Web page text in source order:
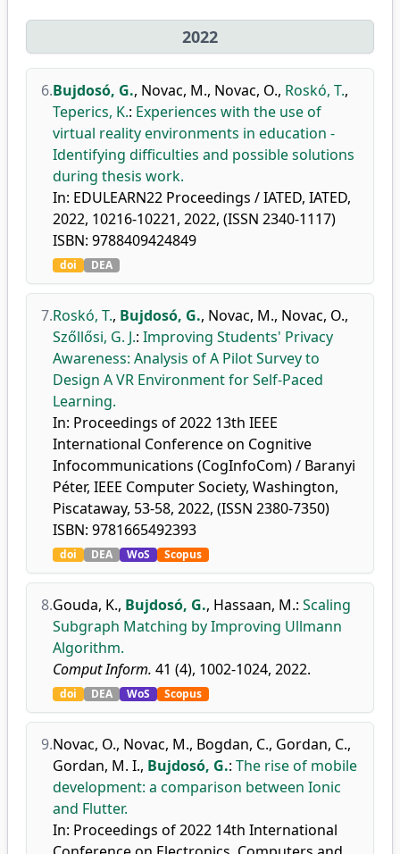
2022
6.Bujdosó, G., Novac, M., Novac, O., Roskó, T.,
Teperics, K.: Experiences with the use of
virtual reality environments in education -
Identifying difficulties and possible solutions
during thesis work.
In: EDULEARN22 Proceedings / IATED, IATED,
2022, 10216-10221, 2022, (ISSN 2340-1117)
ISBN: 9788409424849
doi DEA
7.Roskó, T., Bujdosó, G., Novac, M., Novac, O.,
Szőllősi, G. J.: Improving Students' Privacy
Awareness: Analysis of A Pilot Survey to
Design A VR Environment for Self-Paced
Learning.
In: Proceedings of 2022 13th IEEE
International Conference on Cognitive
Infocommunications (CogInfoCom) / Baranyi
Péter, IEEE Computer Society, Washington,
Piscataway, 53-58, 2022, (ISSN 2380-7350)
ISBN: 9781665492393
doi DEA WoS Scopus
8.Gouda, K., Bujdosó, G., Hassaan, M.: Scaling
Subgraph Matching by Improving Ullmann
Algorithm.
Comput Inform. 41 (4), 1002-1024, 2022.
doi DEA WoS Scopus
9.Novac, O., Novac, M., Bogdan, C., Gordan, C.,
Gordan, M. I., Bujdosó, G.: The rise of mobile
development: a comparison between Ionic
and Flutter.
In: Proceedings of 2022 14th International